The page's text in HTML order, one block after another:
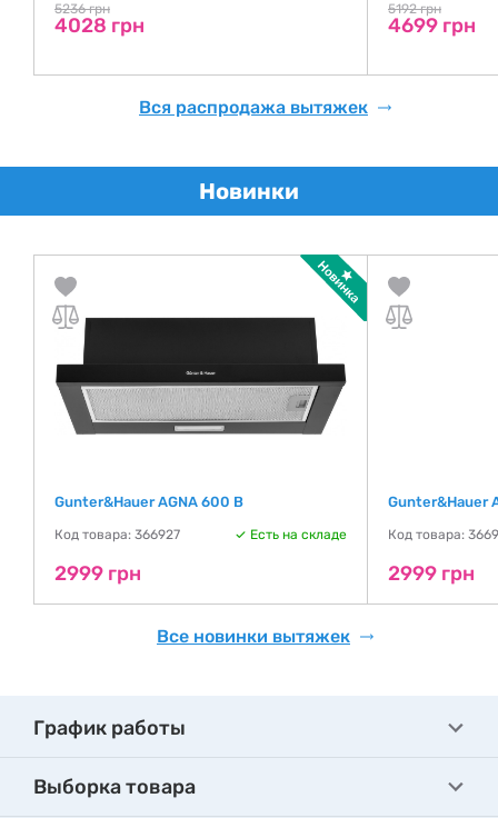
5236 грн
4028 грн
5192 грн
4699 грн
Вся распродажа вытяжек
Новинки
Gunter&Hauer AGNA 600 B
Код товара: 366927 Есть на складе
2999 грн
Gunter&Hauer
Код товара:
2999 грн
Все новинки вытяжек
График работы
Выборка товара